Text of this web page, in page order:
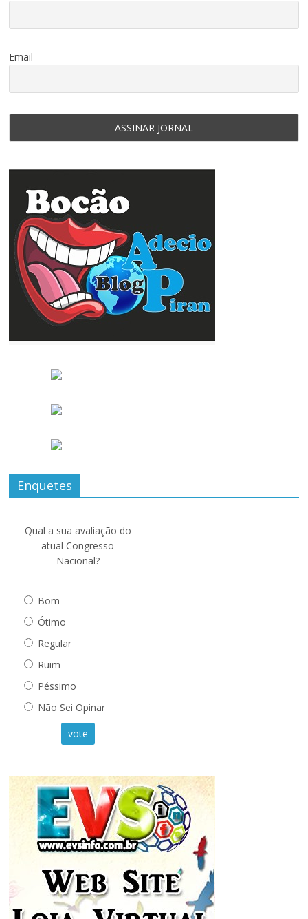
Email
Enquetes
Qual a sua avaliação do
atual Congresso
Nacional?
Bom
Ótimo
Regular
Ruim
Péssimo
Não Sei Opinar
vote